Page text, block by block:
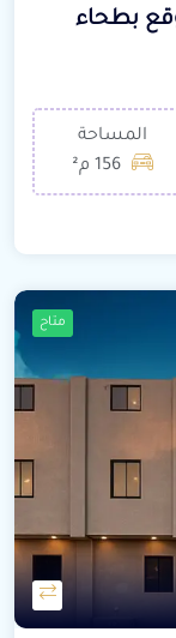
الموقع بطحاء
المساحة
156 م²
متاح